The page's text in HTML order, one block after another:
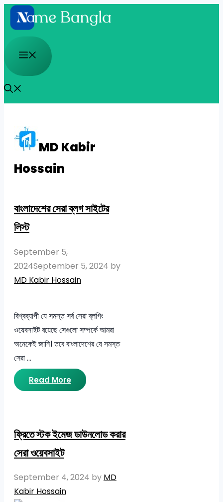
Skip
to
content
Menu
MD Kabir
Hossain
বাংলাদেশের সেরা ব্লগ সাইটের
লিস্ট
September 5,
2024September 5, 2024 by
MD Kabir Hossain
বিশ্বব্যাপী যে সমস্ত সর্ব সেরা ব্লগিং
ওয়েবসাইট রয়েছে সেগুলো সম্পর্কে আমরা
অনেকেই জানি। তবে বাংলাদেশের যে সমস্ত
সেরা …
Read More
ফ্রিতে স্টক ইমেজ ডাউনলোড করার
সেরা ওয়েবসাইট
September 4, 2024 by MD
Kabir Hossain